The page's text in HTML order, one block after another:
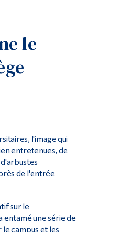
le
l'image qui
entretenues, de
de l'entrée
sur le
une série de
campus et les